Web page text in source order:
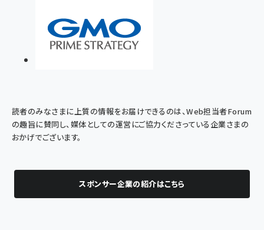
読者のみなさまに上質の情報をお届けできるのは、Web担当者Forum
の趣旨に賛同し、媒体としての運営にご協力くださっている企業さまの
おかげでございます。
スポンサー企業の紹介はこちら